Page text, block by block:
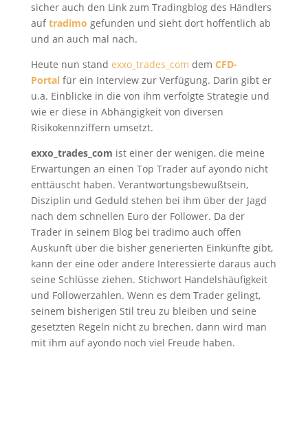
sicher auch den Link zum Tradingblog des Händlers
auftradimo gefunden und sieht dort hoffentlich ab
und an auch mal nach.
Heute nun stand exxo_trades_com dem CFD-
Portal für ein Interview zur Verfügung. Darin gibt er
u.a. Einblicke in die von ihm verfolgte Strategie und
wie er diese in Abhängigkeit von diversen
Risikokennziffern umsetzt.
exxo_trades_com ist einer der wenigen, die meine
Erwartungen an einen Top Trader auf ayondo nicht
enttäuscht haben. Verantwortungsbewußtsein,
Disziplin und Geduld stehen bei ihm über der Jagd
nach dem schnellen Euro der Follower. Da der
Trader in seinem Blog bei tradimo auch offen
Auskunft über die bisher generierten Einkünfte gibt,
kann der eine oder andere Interessierte daraus auch
seine Schlüsse ziehen. Stichwort Handelshäufigkeit
und Followerzahlen. Wenn es dem Trader gelingt,
seinem bisherigen Stil treu zu bleiben und seine
gesetzten Regeln nicht zu brechen, dann wird man
mit ihm auf ayondo noch viel Freude haben.